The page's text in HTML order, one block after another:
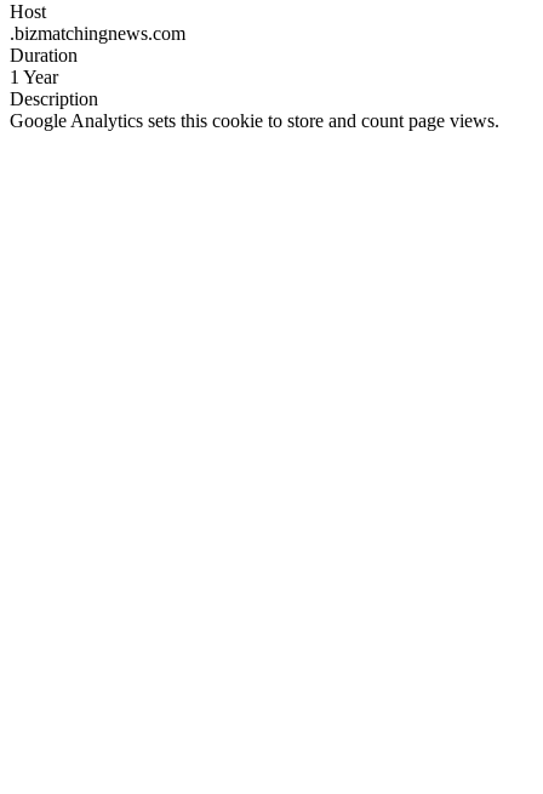
Host
.bizmatchingnews.com
Duration
1 Year
Description
Google Analytics sets this cookie to store and count page views.